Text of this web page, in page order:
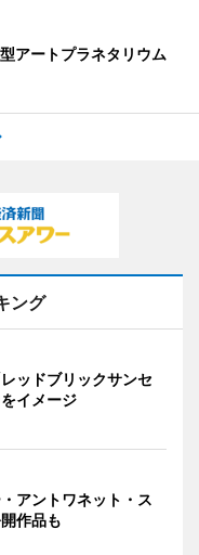
アートプラネタリウム
ング
ッドブリックサンセ
イメージ
アントワネット・ス
作品も